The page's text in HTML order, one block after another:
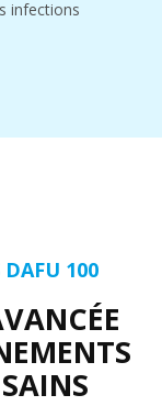
infections
100